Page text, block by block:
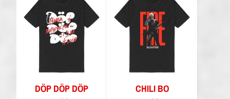
DÖP DÖP DÖP CHILI BO